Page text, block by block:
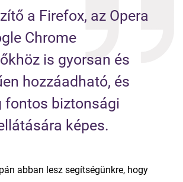
a Firefox, az Opera
Chrome
is gyorsan és
hozzáadható, és
fontos biztonsági
képes.
abban lesz segítségünkre, hogy